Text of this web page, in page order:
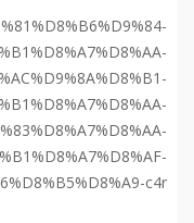
c4r